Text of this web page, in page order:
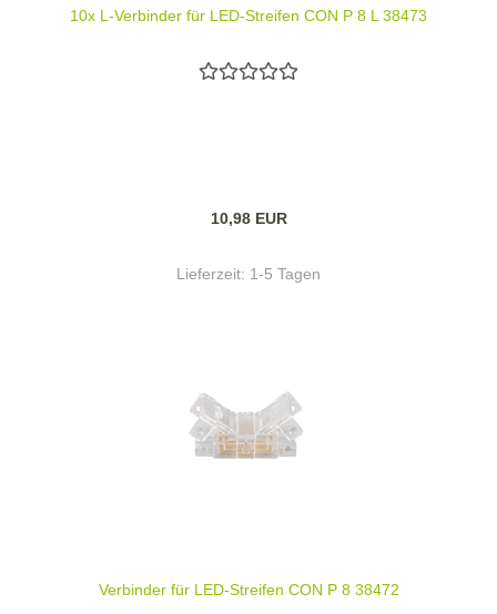
10x L-Verbinder für LED-Streifen CON P 8 L 38473
10,98 EUR
Lieferzeit: 1-5 Tagen
Verbinder für LED-Streifen CON P 8 38472